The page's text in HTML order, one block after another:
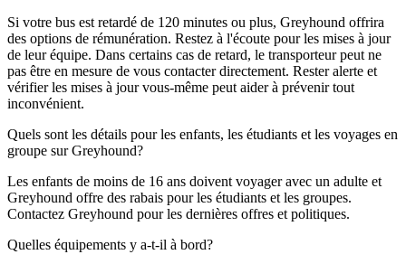
Si votre bus est retardé de 120 minutes ou plus, Greyhound offrira
des options de rémunération. Restez à l'écoute pour les mises à jour
de leur équipe. Dans certains cas de retard, le transporteur peut ne
pas être en mesure de vous contacter directement. Rester alerte et
vérifier les mises à jour vous-même peut aider à prévenir tout
inconvénient.
Quels sont les détails pour les enfants, les étudiants et les voyages en
groupe sur Greyhound?
Les enfants de moins de 16 ans doivent voyager avec un adulte et
Greyhound offre des rabais pour les étudiants et les groupes.
Contactez Greyhound pour les dernières offres et politiques.
Quelles équipements y a-t-il à bord?